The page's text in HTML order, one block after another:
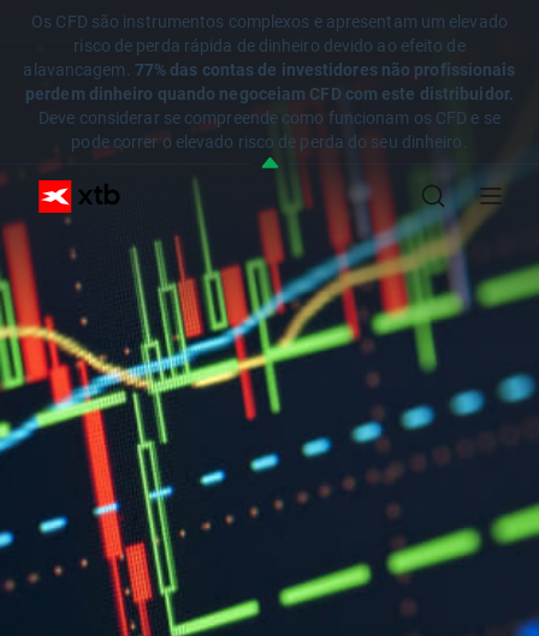
Os CFD são instrumentos complexos e apresentam um elevado
risco de perda rápida de dinheiro devido ao efeito de
alavancagem. 77% das contas de investidores não profissionais
perdem dinheiro quando negoceiam CFD com este distribuidor.
Deve considerar se compreende como funcionam os CFD e se
pode correr o elevado risco de perda do seu dinheiro.